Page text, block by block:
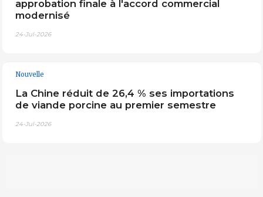
approbation finale à l'accord commercial
modernisé
24-Jul-2026
Nouvelle
La Chine réduit de 26,4 % ses importations
de viande porcine au premier semestre
24-Jul-2026